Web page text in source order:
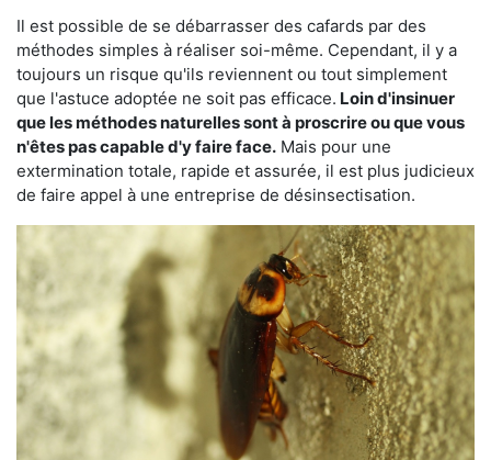
Il est possible de se débarrasser des cafards par des
méthodes simples à réaliser soi-même. Cependant, il y a
toujours un risque qu'ils reviennent ou tout simplement
que l'astuce adoptée ne soit pas efficace. Loin d'insinuer
que les méthodes naturelles sont à proscrire ou que vous
n'êtes pas capable d'y faire face. Mais pour une
extermination totale, rapide et assurée, il est plus judicieux
de faire appel à une entreprise de désinsectisation.